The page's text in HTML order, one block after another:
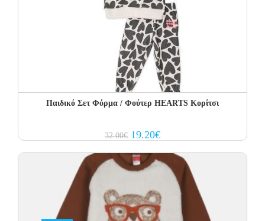
Παιδικό Σετ Φόρμα / Φούτερ HEARTS Κορίτσι
32.00€ Original
price
32.00€.
19.20€Current
price
19.20€.